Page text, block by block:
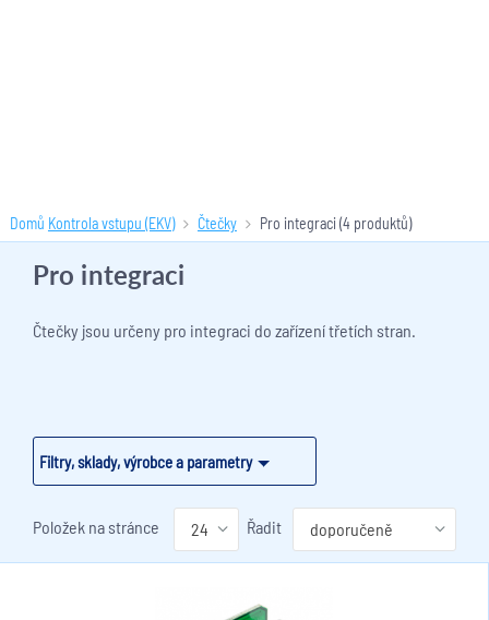
Domů Kontrola vstupu (EKV) Čtečky Pro integraci(4 produktů)
Filtry, sklady, výrobce a parametry
Pro integraci
Čtečky jsou určeny pro integraci do zařízení třetích stran.
Položek na stránce Řadit